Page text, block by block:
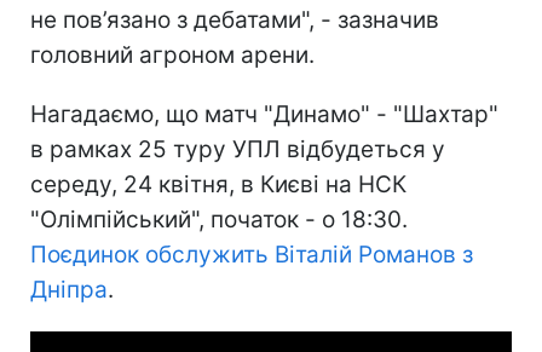
не пов’язано з дебатами", - зазначив
головний агроном арени.
Нагадаємо, що матч "Динамо" - "Шахтар"
в рамках 25 туру УПЛ відбудеться у
середу, 24 квітня, в Києві на НСК
"Олімпійський", початок - о 18:30.
Поєдинок обслужить Віталій Романов з
Дніпра.